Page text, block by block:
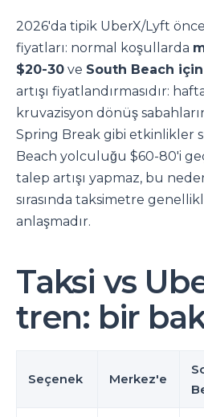
2026'da tipik UberX/Lyft
fiyatları: normal koşullarda
$20-30 ve South Beach
artışı fiyatlandırmasıdır:
kruvazisyon dönüş
Spring Break gibi etkinlikler
Beach yolculuğu $60-80'i
talep artışı yapmaz, bu
sırasında taksimetre
anlaşmadır.
Taksi vs
tren: bir
Seçenek Merkez'e